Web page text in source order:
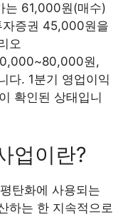
는 61,000원(매수)
증권 45,000원을
오
원,
. 1분기 영업이익
확인된 상태입니
업이란?
탄화에 사용되는
하는 한 지속적으로